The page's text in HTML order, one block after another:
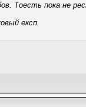
Тоесть пока не
експ.